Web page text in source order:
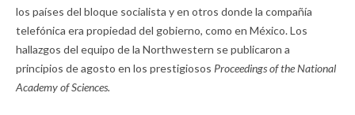
los países del bloque socialista y en otros donde la compañía
telefónica era propiedad del gobierno, como en México. Los
hallazgos del equipo de la Northwestern se publicaron a
principios de agosto en los prestigiosos Proceedings of the National
Academy of Sciences.